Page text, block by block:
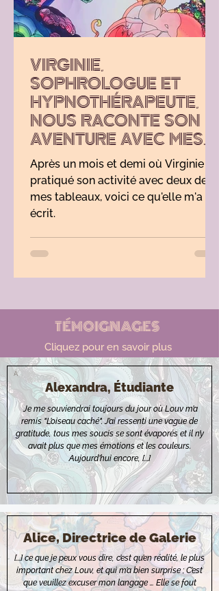
VIRGINIE,
SOPHROLOGUE ET
HYPNOTHÉRAPEUTE,
NOUS RACONTE SON
AVENTURE AVEC MES
TABLEAUX
Après un mois et demi où Virginie a
pratiqué son activité avec deux de
mes tableaux, voici ce qu'elle m'a
écrit.
TÉMOIGNAGES
Cliquez pour en savoir plus
A
Je me souviendrai toujours du jour où Louv m’a
remis "L’oiseau caché". J’ai ressenti une vague de
gratitude, tous mes soucis se sont évaporés et il n’y
avait plus que mes émotions et les couleurs.
Aujourd’hui encore, [...]
Alexandra, Étudiante
[...] ce que je peux vous dire, c’est qu’en réalité, le plus
important chez Louv, et qui m’a bien surprise ; C’est
que veuillez excuser mon langage … Elle se fout
Alice, Directrice de Galerie